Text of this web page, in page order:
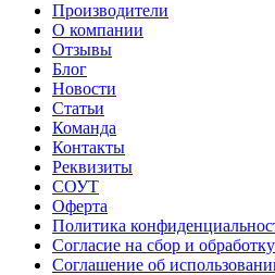
Производители
О компании
Отзывы
Блог
Новости
Статьи
Команда
Контакты
Реквизиты
СОУТ
Оферта
Политика
Согласие на сбор и
Соглашение об